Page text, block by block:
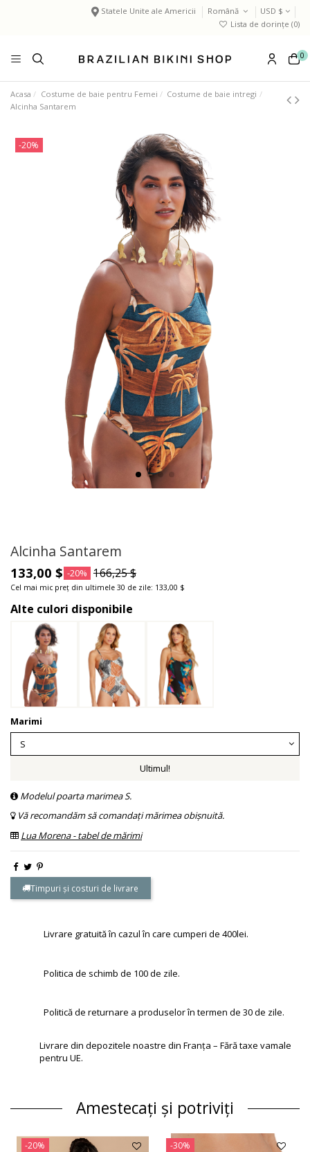
Statele Unite ale Americii Română
USD $
Lista de dorințe (0)
0
Acasa Costume de baie pentru Femei
Costume de baie intregi
Alcinha Santarem
-20%
Alcinha Santarem
133,00 $ -20% 166,25 $
Cel mai mic preț din ultimele 30 de zile: 133,00 $
Alte culori disponibile
Marimi
Ultimul!
Modelul poarta marimea S.
Vă recomandăm să comandați mărimea obișnuită.
Lua Morena - tabel de mărimi
Timpuri și costuri de livrare
Livrare gratuită în cazul în care cumperi de 400lei.
Politica de schimb de 100 de zile.
Politică de returnare a produselor în termen de 30 de zile.
Livrare din depozitele noastre din Franța – Fără taxe vamale
pentru UE.
Amestecați și potriviți
-20% -30%